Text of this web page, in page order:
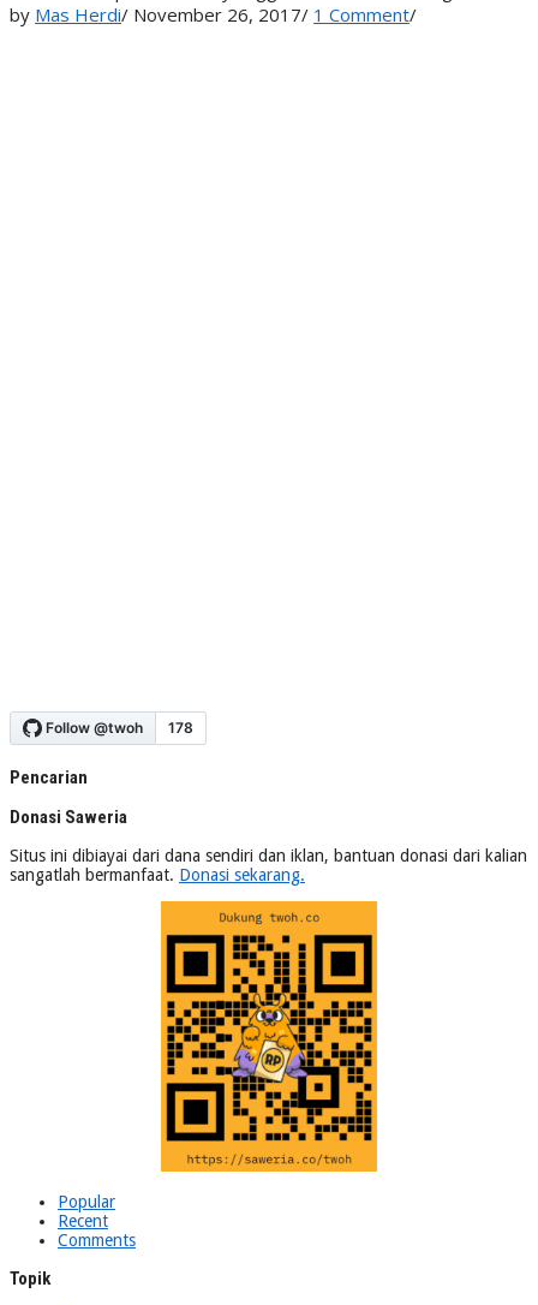
by Mas Herdi/ November 26, 2017/ 1 Comment/
Pencarian
Donasi Saweria
Situs ini dibiayai dari dana sendiri dan iklan, bantuan donasi dari kalian
sangatlah bermanfaat. Donasi sekarang.
Popular
Recent
Comments
Topik